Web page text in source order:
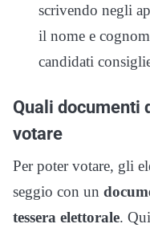
scrivendo negli
il nome e
candidati
Quali documenti
votare
Per poter votare, gli
seggio con un
tessera elettorale.